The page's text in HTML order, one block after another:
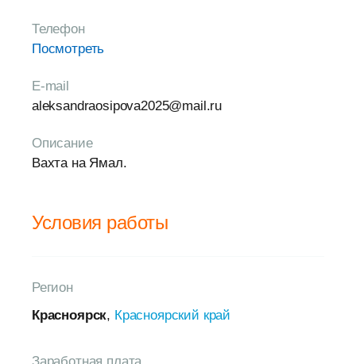
Телефон
Посмотреть
E-mail
aleksandraosipova2025@mail.ru
Описание
Вахта на Ямал.
Условия работы
Регион
Красноярск, Красноярский край